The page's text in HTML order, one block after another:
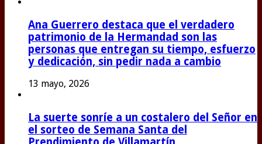
Ana Guerrero destaca que el verdadero
patrimonio de la Hermandad son las
personas que entregan su tiempo, esfuerzo
y dedicación, sin pedir nada a cambio
13 mayo, 2026
La suerte sonríe a un costalero del Señor en
el sorteo de Semana Santa del